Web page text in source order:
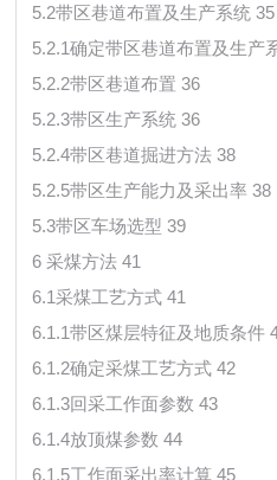
5.2带区巷道布置及生产系统 35
5.2.1确定带区巷道布置及生产
5.2.2带区巷道布置 36
5.2.3带区生产系统 36
5.2.4带区巷道掘进方法 38
5.2.5带区生产能力及采出率 38
5.3带区车场选型 39
6 采煤方法 41
6.1采煤工艺方式 41
6.1.1带区煤层特征及地质条件
6.1.2确定采煤工艺方式 42
6.1.3回采工作面参数 43
6.1.4放顶煤参数 44
6.1.5工作面采出率计算 45